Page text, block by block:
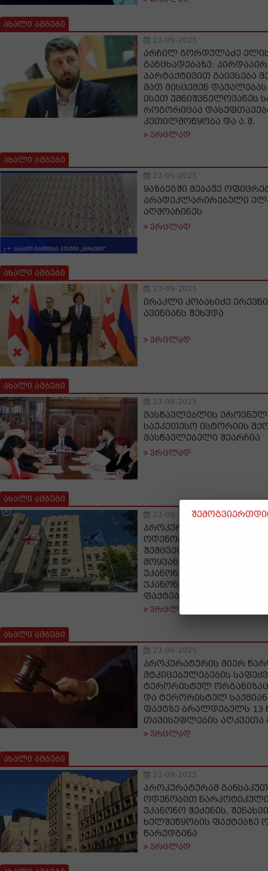
ახალი ამბები
23-09-2025
არჩილ გორდულაძე
განცხადებაზე:
პარტაქტივით გაივსება
მათ მისცემენ
ისეთ უმნიშვნელოვანეს
როგორიცაა
კეთილმოწყობა და ა.შ.
ვრცლად
ახალი ამბები
23-09-2025
ყაზბეგში მებაჟე
არადეკლარირებული
აღმოაჩინეს
ვრცლად
ახალი ამბები
23-09-2025
ირაკლი კობახიძე
ავინიანს შეხვდა
ვრცლად
ახალი ამბები
23-09-2025
მასწავლებლის
საუკეთესო ისტორიის
მასწავლებელი შეარჩია
ვრცლად
ახალი ამბები
23-09-2025
პროკურატურამ
ოდენობით
შემცველი მცენარის
მოყვანის, ნარკოტიკული
უკანონო შეძენის,
უკანონო რეალიზაციის
ფაქტებზე ორ პირს
ვრცლად
ახალი ამბები
23-09-2025
პროკურატურის მიერ
მტკიცებულებების
ტერორისტულ
და ტერორისტულ
ფაქტზე ბრალდებულს
თავისუფლების აღკვეთა
ვრცლად
ახალი ამბები
23-09-2025
პროკურატურამ
ოდენობით
უკანონო შეძენის,
ხელშეწყობის ფაქტებზე
წარუდგინა
ვრცლად